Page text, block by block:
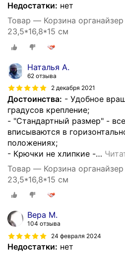
Недостатки: нет
Товар — Корзина
23,5*16,8*15 см
Наталья А.
62 отзыва
2 декабря 2021
Достоинства: - Удобное
градусов крепление;
- "Стандартный размер" -
вписываются в
положениях;
- Крючки не хлипкие -…
Товар — Корзина
23,5*16,8*15 см
Вера М.
104 отзыва
24 февраля 2024
Недостатки: нет